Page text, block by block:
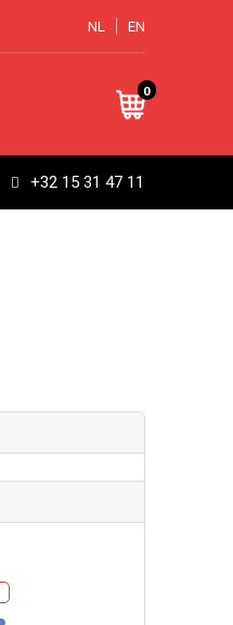
NL EN
0
+32 15 31 47 11